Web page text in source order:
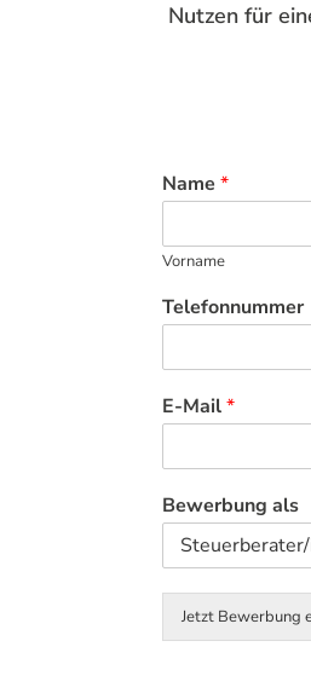
Nutzen für
Name*
Vorname
Telefonnummer
E-Mail*
Bewerbung als
Jetzt Bewerbung